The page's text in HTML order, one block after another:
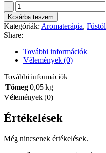
Füstölőkötegek
-
Fehér
Zsálya
és
Yerba
Santa
10cm
mennyiség
Kosárba teszem
Kategóriák: Aromaterápia,
Share:
További információk
Vélemények (0)
További információk
Tömeg 0,05 kg
Vélemények (0)
Értékelések
Még nincsenek értékelések.